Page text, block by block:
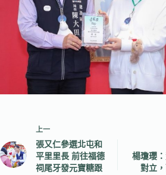
上一
張又仁參選北屯和
平里里長 前往福德
祠尾牙發元寶糖跟
楊瓊瓔
對立